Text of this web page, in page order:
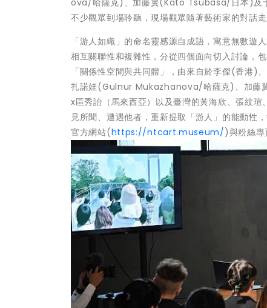
不少觀眾到場聆聽，現場觀眾隨著藝術家的對話
「游人如織」的命名靈感源自成語，寓意無數
相互關聯性和複雜性，分從四個面向切入討論，
「關係性空間與共同體」，由來自於李傑(香
扎諾娃(Gulnur Mukazhanova/哈薩克)、加藤
x區秀詒（馬來西亞）以及臺灣的黃海欣、張紋
見所聞、遭遇他者，重新提取「游人」的能動性
官方網站(https://ntcart.museum/)與粉絲